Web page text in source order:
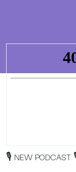
🎙 NEW PODCAST